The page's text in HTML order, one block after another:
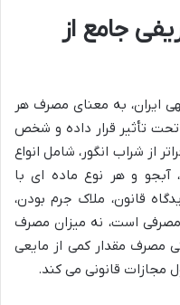
جامع از
ایران، به معنای مصرف هر
تأثیر قرار داده و شخص
از شراب انگور، شامل انواع
و هر نوع ماده ای با
قانون، ملاک جرم بودن،
است، نه میزان مصرف
مقدار کمی از مایعی
مجازات قانونی می کند.